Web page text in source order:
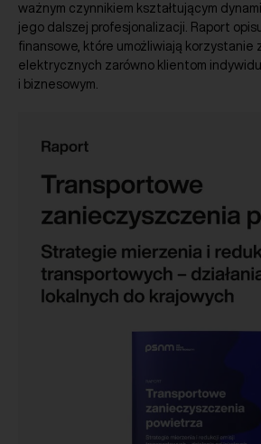
ważnym czynnikiem kształtującym
jego dalszej profesjonalizacji. Raport
finansowe, które umożliwiają korzystanie
elektrycznych zarówno klientom
i biznesowym.